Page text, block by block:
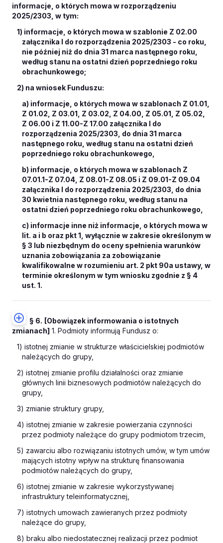
informacje, o których mowa w rozporządzeniu
2025/2303, w tym:
1) informacje, o których mowa w szablonie Z 02.00
załącznika I do rozporządzenia 2025/2303 - co roku,
nie później niż do dnia 31 marca następnego roku,
według stanu na ostatni dzień poprzedniego roku
obrachunkowego;
2) na wniosek Funduszu:
a) informacje, o których mowa w szablonach Z 01.01,
Z 01.02, Z 03.01, Z 03.02, Z 04.00, Z 05.01, Z 05.02,
Z 06.00 i Z 11.00-Z 17.00 załącznika I do
rozporządzenia 2025/2303, do dnia 31 marca
następnego roku, według stanu na ostatni dzień
poprzedniego roku obrachunkowego,
b) informacje, o których mowa w szablonach Z
07.01.1-Z 07.04, Z 08.01-Z 08.05 i Z 09.01-Z 09.04
załącznika I do rozporządzenia 2025/2303, do dnia
30 kwietnia następnego roku, według stanu na
ostatni dzień poprzedniego roku obrachunkowego,
c) informacje inne niż informacje, o których mowa w
lit. a i b oraz pkt 1, wyłącznie w zakresie określonym w
§ 3 lub niezbędnym do oceny spełnienia warunków
uznania zobowiązania za zobowiązanie
kwalifikowalne w rozumieniu art. 2 pkt 90a ustawy, w
terminie określonym w tym wniosku zgodnie z § 4
ust. 1.
§ 6. [Obowiązek informowania o istotnych
zmianach] 1. Podmioty informują Fundusz o:
1) istotnej zmianie w strukturze właścicielskiej podmiotów
należących do grupy,
2) istotnej zmianie profilu działalności oraz zmianie
głównych linii biznesowych podmiotów należących do
grupy,
3) zmianie struktury grupy,
4) istotnej zmianie w zakresie powierzania czynności
przez podmioty należące do grupy podmiotom trzecim,
5) zawarciu albo rozwiązaniu istotnych umów, w tym umów
mających istotny wpływ na strukturę finansowania
podmiotów należących do grupy,
6) istotnej zmianie w zakresie wykorzystywanej
infrastruktury teleinformatycznej,
7) istotnych umowach zawieranych przez podmioty
należące do grupy,
8) braku albo niedostatecznej realizacji przez podmiot